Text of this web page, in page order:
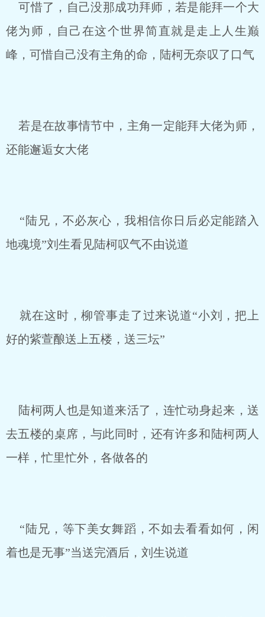
可惜了，自己没那成功拜师，若是能拜一个大
佬为师，自己在这个世界简直就是走上人生巅
峰，可惜自己没有主角的命，陆柯无奈叹了口气
若是在故事情节中，主角一定能拜大佬为师，
还能邂逅女大佬
“陆兄，不必灰心，我相信你日后必定能踏入
地魂境”刘生看见陆柯叹气不由说道
就在这时，柳管事走了过来说道“小刘，把上
好的紫萱酿送上五楼，送三坛”
陆柯两人也是知道来活了，连忙动身起来，送
去五楼的桌席，与此同时，还有许多和陆柯两人
一样，忙里忙外，各做各的
“陆兄，等下美女舞蹈，不如去看看如何，闲
着也是无事”当送完酒后，刘生说道